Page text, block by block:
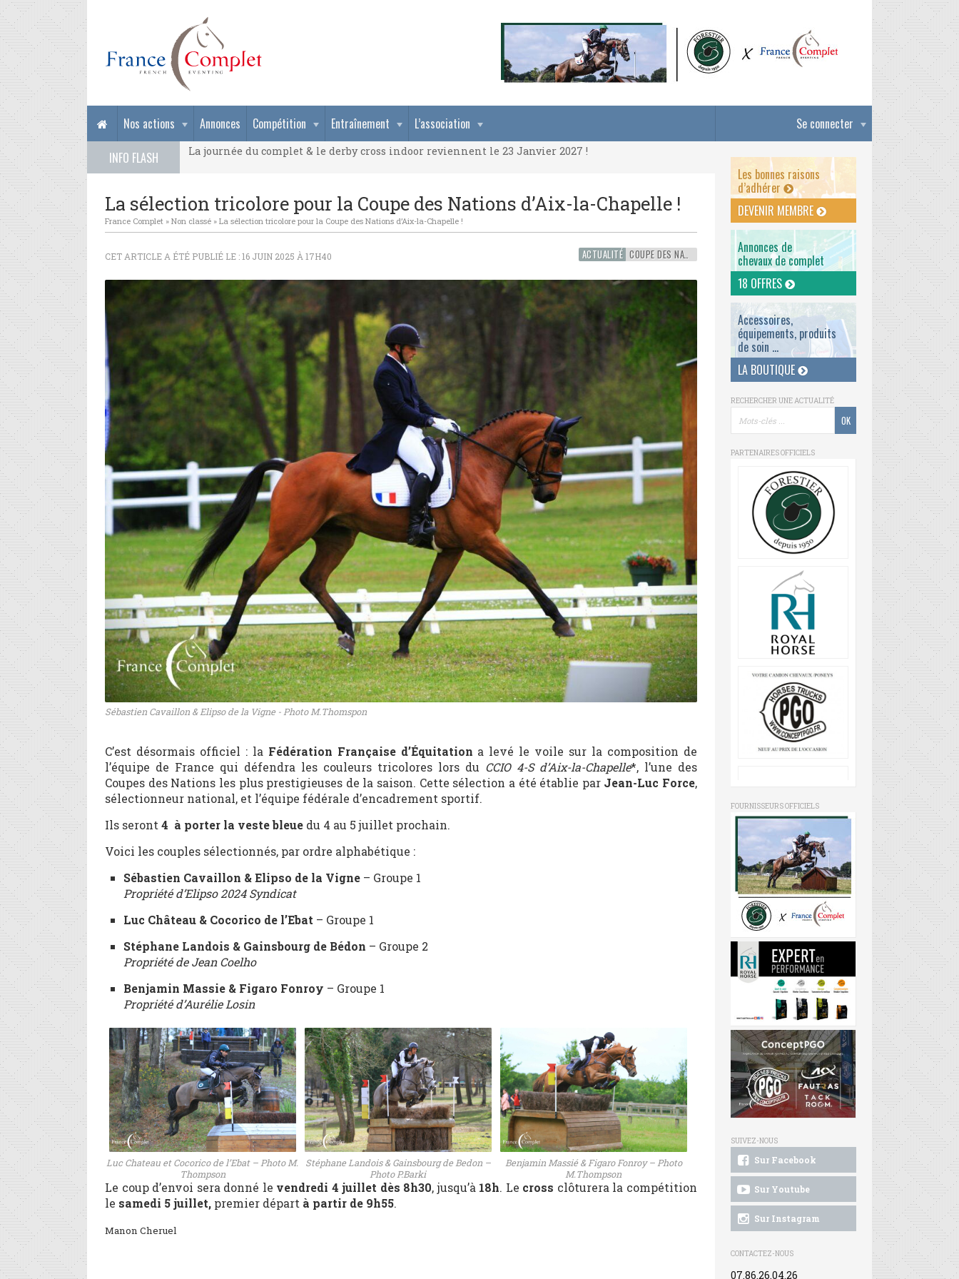
Se connecter
Nos actions Annonces Compétition Entraînement
L’association
INFO FLASH
La journée du complet & le derby cross indoor reviennent le 23 Janvier 2027 !
La journée du complet & le derby cross indoor reviennent le 23 Janvier 2027 !
La sélection tricolore pour la Coupe des Nations d’Aix-la-Chapelle !
France Complet » Non classé » La sélection tricolore pour la Coupe des Nations d’Aix-la-Chapelle !
ACTUALITÉ COUPE DES NATIONS
CET ARTICLE A ÉTÉ PUBLIÉ LE : 16 JUIN 2025 À 17H40
Sébastien Cavaillon & Elipso de la Vigne - Photo M.Thomspon
C’est désormais officiel : la Fédération Française d’Équitation a levé le voile sur la composition de
l’équipe de France qui défendra les couleurs tricolores lors du CCIO 4-S d’Aix-la-Chapelle*, l’une des
Coupes des Nations les plus prestigieuses de la saison. Cette sélection a été établie par Jean-Luc Force,
sélectionneur national, et l’équipe fédérale d’encadrement sportif.
Ils seront 4 à porter la veste bleue du 4 au 5 juillet prochain.
Voici les couples sélectionnés, par ordre alphabétique :
Sébastien Cavaillon & Elipso de la Vigne – Groupe 1
Propriété d’Elipso 2024 Syndicat
Luc Château & Cocorico de l’Ebat – Groupe 1
Stéphane Landois & Gainsbourg de Bédon – Groupe 2
Propriété de Jean Coelho
Benjamin Massie & Figaro Fonroy – Groupe 1
Propriété d’Aurélie Losin
Luc Chateau et Cocorico de l’Ebat – Photo M.
Thompson
Stéphane Landois & Gainsbourg de Bedon –
Photo P.Barki
Benjamin Massié & Figaro Fonroy – Photo
M.Thompson
Le coup d’envoi sera donné le vendredi 4 juillet dès 8h30, jusqu’à18h. Le cross clôturera la compétition
le samedi 5 juillet, premier départ à partir de 9h55.
Manon Cheruel
Les bonnes raisons
d’adhérer
DEVENIR MEMBRE
Annonces de
chevaux de complet
18 OFFRES
Accessoires,
équipements, produits
de soin ...
LA BOUTIQUE
RECHERCHER UNE ACTUALITÉ
PARTENAIRES OFFICIELS
FOURNISSEURS OFFICIELS
SUIVEZ-NOUS
Sur Facebook
Sur Youtube
Sur Instagram
CONTACTEZ-NOUS
07.86.26.04.26